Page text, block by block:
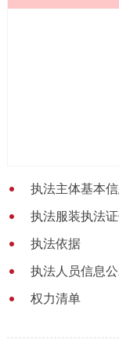
执法主体基本
执法服装执法
执法依据
执法人员信息
权力清单